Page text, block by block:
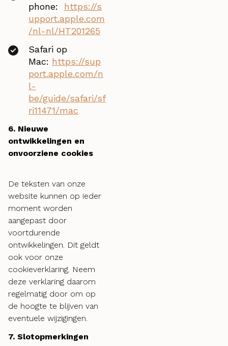
phone: https://s
upport.apple.com
/nl-nl/HT201265
Safari op
Mac: https://sup
port.apple.com/n
l-
be/guide/safari/sf
ri11471/mac
6. Nieuwe
ontwikkelingen en
onvoorziene cookies
De teksten van onze
website kunnen op ieder
moment worden
aangepast door
voortdurende
ontwikkelingen. Dit geldt
ook voor onze
cookieverklaring. Neem
deze verklaring daarom
regelmatig door om op
de hoogte te blijven van
eventuele wijzigingen.
7. Slotopmerkingen